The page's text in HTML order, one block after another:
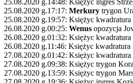
25.08.2020 g.17:17: Merkury trygon
25.08.2020 g.19:57: Księżyc kwadratura
26.08.2020 g.00:25: Wenus opozycja
26.08.2020 g.01:32: Księżyc kwadratura
26.08.2020 g.11:46: Księżyc
27.08.2020 g.01:42: Księżyc kwadratura
27.08.2020 g.09:38: Księżyc trygon Kora
27.08.2020 g.13:59: Księżyc trygon